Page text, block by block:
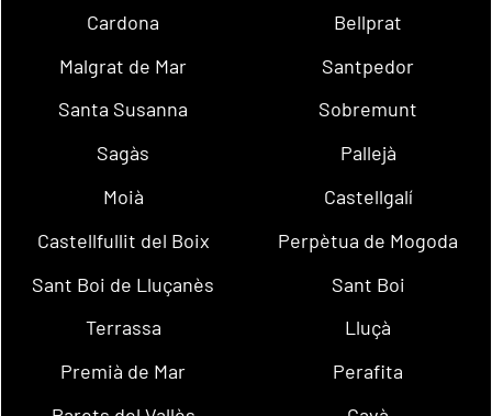
Cardona
Bellprat
Malgrat de Mar
Santpedor
Santa Susanna
Sobremunt
Sagàs
Pallejà
Moià
Castellgalí
Castellfullit del Boix
Perpètua de Mogoda
Sant Boi de Lluçanès
Sant Boi
Terrassa
Lluçà
Premià de Mar
Perafita